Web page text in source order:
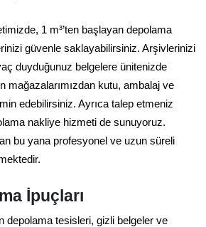
1 m³’ten başlayan depolama
güvenle saklayabilirsiniz. Arşivlerinizi
duyduğunuz belgelere ünitenizde
mağazalarımızdan kutu, ambalaj ve
edebilirsiniz. Ayrıca talep etmeniz
nakliye hizmeti de sunuyoruz.
bu yana profesyonel ve uzun süreli
İpuçları
depolama tesisleri, gizli belgeler ve